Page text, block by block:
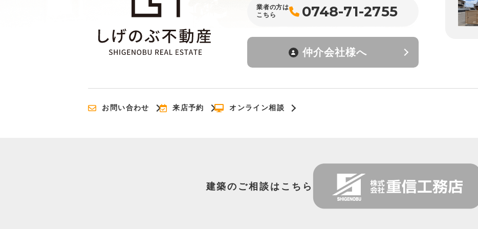
業者の方は
こちら
0748-71-2755
仲介会社様へ
お問い合わせ 来店予約 オンライン相談
建築のご相談はこちら